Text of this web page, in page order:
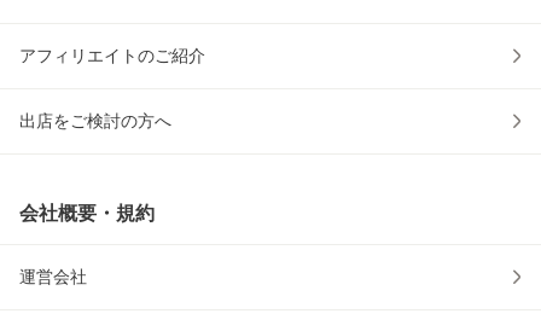
アフィリエイトのご紹介
出店をご検討の方へ
会社概要・規約
運営会社